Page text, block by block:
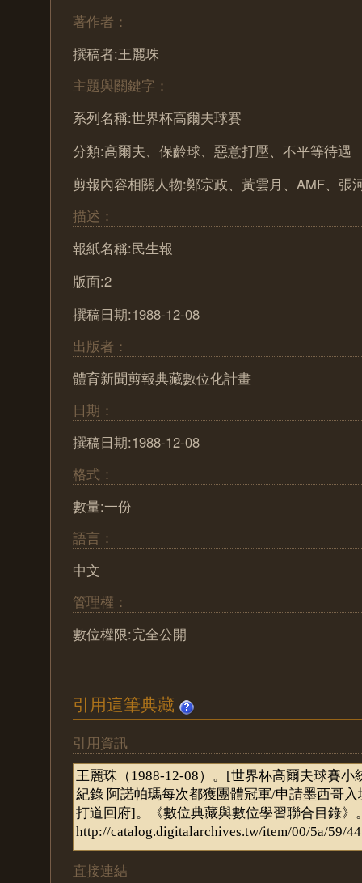
著作者：
撰稿者:王麗珠
主題與關鍵字：
系列名稱:世界杯高爾夫球賽
分類:高爾夫、保齡球、惡意打壓、不平等待遇
剪報內容相關人物:鄭宗政、黃雲月、AMF、張
描述：
報紙名稱:民生報
版面:2
撰稿日期:1988-12-08
出版者：
體育新聞剪報典藏數位化計畫
日期：
撰稿日期:1988-12-08
格式：
數量:一份
語言：
中文
管理權：
數位權限:完全公開
引用這筆典藏
引用資訊
直接連結